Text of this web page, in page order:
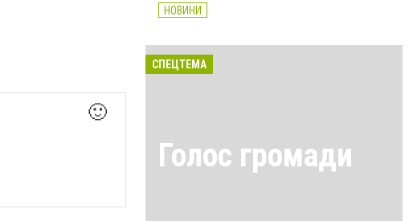
🙂
НОВИНИ
СПЕЦТЕМА
Голос громади